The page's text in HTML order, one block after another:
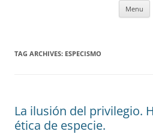
Menu
TAG ARCHIVES: ESPECISMO
La ilusión del privilegio.
ética de especie.